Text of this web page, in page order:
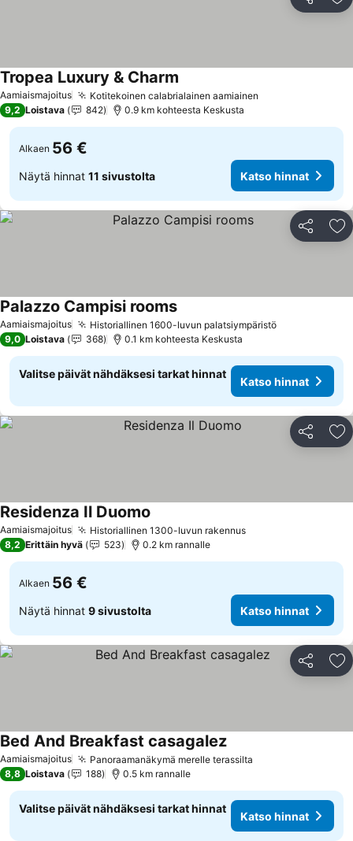
Jaa
Aamiaismajoitus Kotitekoinen calabrialainen aamiainen
Tropea Luxury & Charm
9,2 Loistava 842 0.9 km kohteesta Keskusta
Alkaen 56 €
Näytä hinnat 11 sivustolta Katso hinnat
Jaa
Aamiaismajoitus Historiallinen 1600-luvun palatsiympäristö
Palazzo Campisi rooms
9,0 Loistava 368 0.1 km kohteesta Keskusta
Valitse päivät nähdäksesi tarkat hinnat
Katso hinnat
Jaa
Aamiaismajoitus Historiallinen 1300-luvun rakennus
Residenza Il Duomo
8,2 Erittäin hyvä 523 0.2 km rannalle
Alkaen 56 €
Näytä hinnat 9 sivustolta Katso hinnat
Jaa
Aamiaismajoitus Panoraamanäkymä merelle terassilta
Bed And Breakfast casagalez
8,8 Loistava 188 0.5 km rannalle
Valitse päivät nähdäksesi tarkat hinnat
Katso hinnat